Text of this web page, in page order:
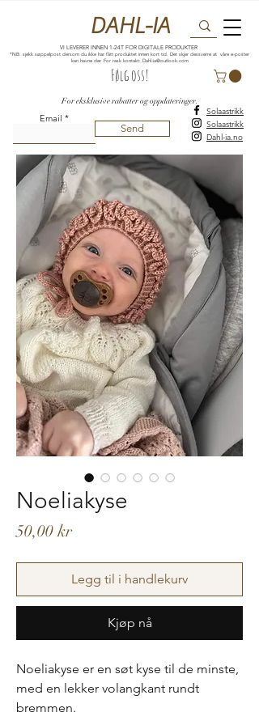
VI LEVERER INNEN 1-24T FOR DIGITALE PRODUKTER
*NB: sjekk søppelpost dersom du ikke har fått produktet innen kort tid. Det skjer dessverre at våre e-poster
kan havne der. For rask kontakt: Dahl-ia@outlook.com
DAHL-IA
For eksklusive rabatter og oppdateringer.
Følg oss!
Email
Send
Solaastrikk
Solaastrikk
Dahl-ia.no
Noeliakyse
50,00 krPris
Legg til i handlekurv
Kjøp nå
Noeliakyse er en søt kyse til de minste,
med en lekker volangkant rundt
bremmen.